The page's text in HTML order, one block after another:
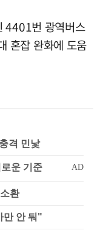
4401번 광역버스
혼잡 완화에 도움
격 민낯
환
만 안 둬"